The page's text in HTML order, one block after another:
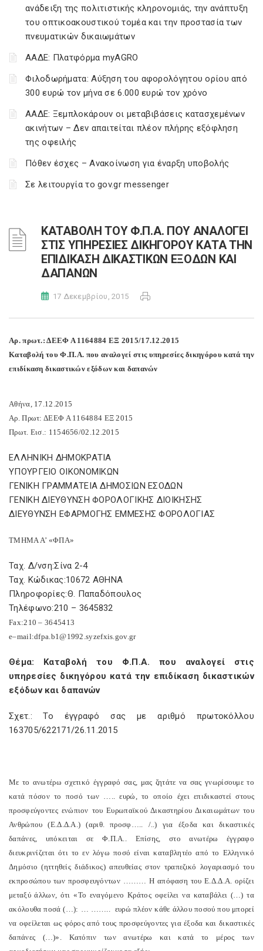
ανάδειξη της πολιτιστικής κληρονομιάς, την ανάπτυξη
του οπτικοακουστικού τομέα και την προστασία των
πνευματικών δικαιωμάτων
ΑΑΔΕ: Πλατφόρμα myAGRO
Φιλοδωρήματα: Αύξηση του αφορολόγητου ορίου από
300 ευρώ τον μήνα σε 6.000 ευρώ τον χρόνο
ΑΑΔΕ: Ξεμπλοκάρουν οι μεταβιβάσεις κατασχεμένων
ακινήτων – Δεν απαιτείται πλέον πλήρης εξόφληση
της οφειλής
Πόθεν έσχες – Ανακοίνωση για έναρξη υποβολής
Σε λειτουργία το gov.gr messenger
ΚΑΤΑΒΟΛΗ ΤΟΥ Φ.Π.Α. ΠΟΥ ΑΝΑΛΟΓΕΙ
ΣΤΙΣ ΥΠΗΡΕΣΙΕΣ ΔΙΚΗΓΟΡΟΥ ΚΑΤΑ ΤΗΝ
ΕΠΙΔΙΚΑΣΗ ΔΙΚΑΣΤΙΚΩΝ ΕΞΟΔΩΝ ΚΑΙ
ΔΑΠΑΝΩΝ
17 Δεκεμβρίου, 2015
Αρ. πρωτ.: ΔΕΕΦ Α 1164884 ΕΞ 2015/17.12.2015
Καταβολή του Φ.Π.Α. που αναλογεί στις υπηρεσίες δικηγόρου κατά την
επιδίκαση δικαστικών εξόδων και δαπανών
Αθήνα, 17.12.2015
Αρ. Πρωτ: ΔΕΕΦ Α 1164884 ΕΞ 2015
Πρωτ. Εισ.: 1154656/02.12.2015
ΕΛΛΗΝΙΚΗ ΔΗΜΟΚΡΑΤΙΑ
ΥΠΟΥΡΓΕΙΟ ΟΙΚΟΝΟΜΙΚΩΝ
ΓΕΝΙΚΗ ΓΡΑΜΜΑΤΕΙΑ ΔΗΜΟΣΙΩΝ ΕΣΟΔΩΝ
ΓΕΝΙΚΗ ΔΙΕΥΘΥΝΣΗ ΦΟΡΟΛΟΓΙΚΗΣ ΔΙΟΙΚΗΣΗΣ
ΔΙΕΥΘΥΝΣΗ ΕΦΑΡΜΟΓΗΣ ΕΜΜΕΣΗΣ ΦΟΡΟΛΟΓΙΑΣ
ΤΜΗΜΑ Α’ «ΦΠΑ»
Ταχ. Δ/νση:Σίνα 2-4
Ταχ. Κώδικας:10672 ΑΘΗΝΑ
Πληροφορίες:Θ. Παπαδόπουλος
Τηλέφωνο:210 – 3645832
Fax:210 – 3645413
e–mail:dfpa.b1@1992.syzefxis.gov.gr
Θέμα: Καταβολή του Φ.Π.Α. που αναλογεί στις
υπηρεσίες δικηγόρου κατά την επιδίκαση δικαστικών
εξόδων και δαπανών
Σχετ.: Το έγγραφό σας με αριθμό πρωτοκόλλου
163705/622171/26.11.2015
Με το ανωτέρω σχετικό έγγραφό σας, μας ζητάτε να σας γνωρίσουμε το
κατά πόσον το ποσό των ….. ευρώ, το οποίο έχει επιδικαστεί στους
προσφεύγοντες ενώπιον του Ευρωπαϊκού Δικαστηρίου Δικαιωμάτων του
Ανθρώπου (Ε.Δ.Δ.Α.) (αριθ. προσφ….. /..) για έξοδα και δικαστικές
δαπάνες, υπόκειται σε Φ.Π.Α.. Επίσης, στο ανωτέρω έγγραφο
διευκρινίζεται ότι το εν λόγω ποσό είναι καταβλητέο από το Ελληνικό
Δημόσιο (ηττηθείς διάδικος) απευθείας στον τραπεζικό λογαριασμό του
εκπροσώπου των προσφευγόντων ……… Η απόφαση του Ε.Δ.Δ.Α. ορίζει
μεταξύ άλλων, ότι «Το εναγόμενο Κράτος οφείλει να καταβάλει (…) τα
ακόλουθα ποσά (…): … …….. ευρώ πλέον κάθε άλλου ποσού που μπορεί
να οφείλεται ως φόρος από τους προσφεύγοντες για έξοδα και δικαστικές
δαπάνες (…)». Κατόπιν των ανωτέρω και κατά το μέρος των